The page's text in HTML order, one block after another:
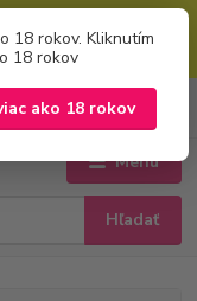
košíku zaškrtnutím
18 rokov. Kliknutím
18 rokov
ako 18 rokov
Menu
Hľadať
za